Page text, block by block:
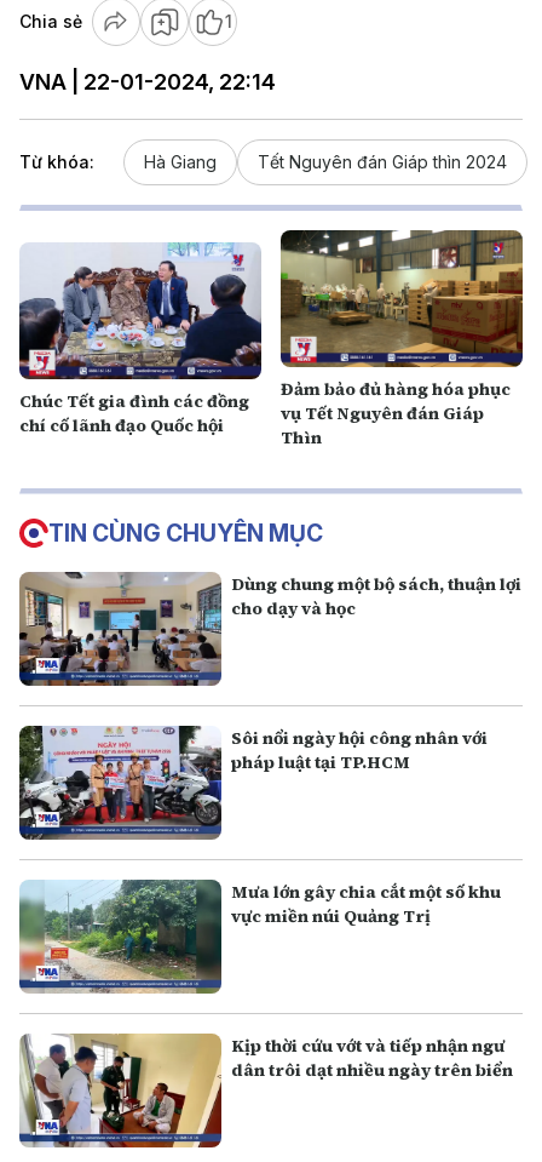
Chia sẻ 1
VNA | 22-01-2024, 22:14
Từ khóa: Hà Giang Tết Nguyên đán Giáp thìn 2024
Chúc Tết gia đình các đồng
chí cố lãnh đạo Quốc hội
Đảm bảo đủ hàng hóa phục
vụ Tết Nguyên đán Giáp
Thìn
TIN CÙNG CHUYÊN MỤC
Dùng chung một bộ sách, thuận lợi
cho dạy và học
Sôi nổi ngày hội công nhân với
pháp luật tại TP.HCM
Mưa lớn gây chia cắt một số khu
vực miền núi Quảng Trị
Kịp thời cứu vớt và tiếp nhận ngư
dân trôi dạt nhiều ngày trên biển